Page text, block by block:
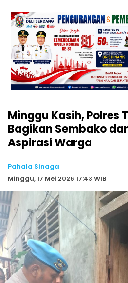
Minggu Kasih, Polres
Bagikan Sembako
Aspirasi Warga
Pahala Sinaga
Minggu, 17 Mei 2026 17:43 WIB